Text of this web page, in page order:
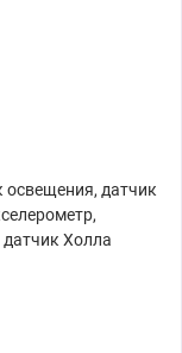
освещения, датчик
Холла